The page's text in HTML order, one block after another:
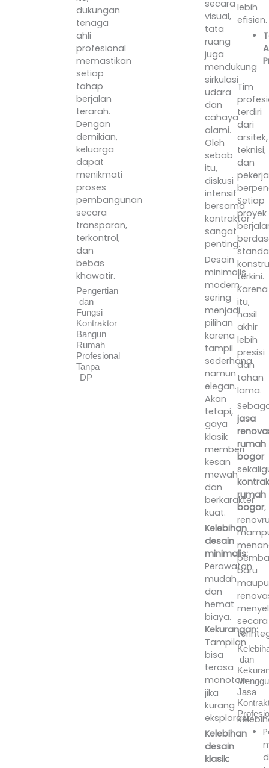
dukungan
tenaga
ahli
profesional
memastikan
setiap
tahap
berjalan
terarah.
Dengan
demikian,
keluarga
dapat
menikmati
proses
pembangunan
secara
transparan,
terkontrol,
dan
bebas
khawatir.
Pengertian
dan
Fungsi
Kontraktor
Bangun
Rumah
Profesional
Tanpa
DP
secara
visual,
tata
ruang
juga
mendukung
sirkulasi
udara
dan
cahaya
alami.
Oleh
sebab
itu,
diskusi
intensif
bersama
kontraktor
sangat
penting.
Desain
minimalis
modern
sering
menjadi
pilihan
karena
tampil
sederhana
namun
elegan.
Akan
tetapi,
gaya
klasik
memberi
kesan
mewah
dan
berkarakter
kuat.
Kelebihan
desain
minimalis:
Perawatan
mudah
dan
hemat
biaya.
Kekurangan:
Tampilan
bisa
terasa
monoton
jika
kurang
eksplorasi.
Kelebihan
desain
klasik:
lebih
efisien.
Tim
terdiri
dari
arsitek,
teknisi,
dan
pekerja
Setiap
proyek
terkini.
Karena
itu,
hasil
akhir
lebih
presisi
dan
tahan
lama.
jasa
rumah
bogor
rumah
bogor,
baru
secara
dan
Jasa